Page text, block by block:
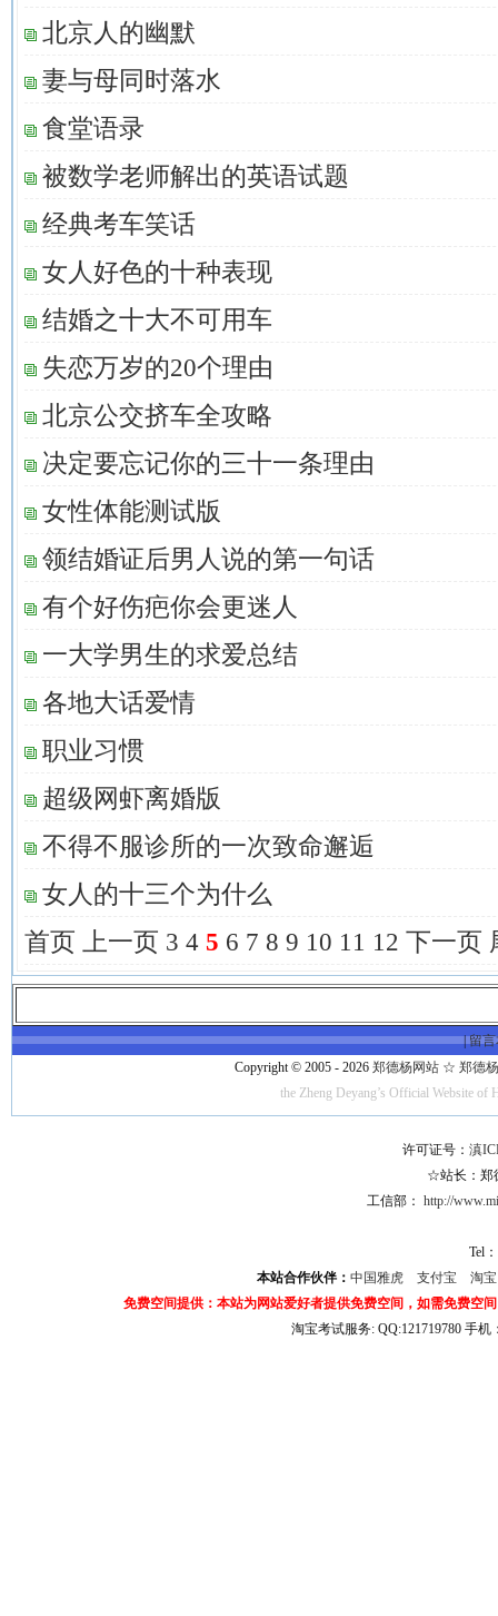
北京人的幽默
妻与母同时落水
食堂语录
被数学老师解出的英语试题
经典考车笑话
女人好色的十种表现
结婚之十大不可用车
失恋万岁的20个理由
北京公交挤车全攻略
决定要忘记你的三十一条理由
女性体能测试版
领结婚证后男人说的第一句话
有个好伤疤你会更迷人
一大学男生的求爱总结
各地大话爱情
职业习惯
超级网虾离婚版
不得不服诊所的一次致命邂逅
女人的十三个为什么
首页
上一页 3 4 5 6 7 8 9 10 11 12 下一页
|留
Copyright © 2005 - 2026 郑德杨网站 ☆ 郑德杨
the Zheng Deyang’s Official Website
许可证号： 滇
☆站长：郑
工信部： http://
Tel
本站合作伙伴： 中国雅虎 支付宝
淘
免费空间提供：本站为网站爱好者提供免费空间，如需免费空
淘宝考试服务: QQ:121719780 手